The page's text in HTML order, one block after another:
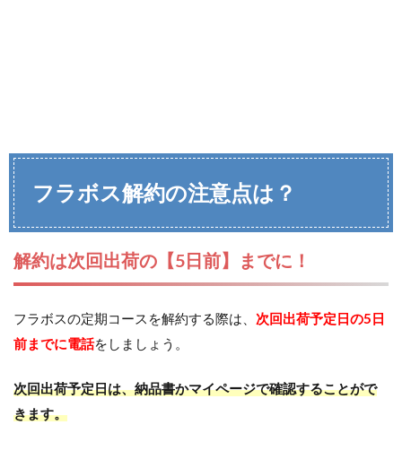
フラボス解約の注意点は？
解約は次回出荷の【5日前】までに！
フラボスの定期コースを解約する際は、 次回出荷予定日の5日
前までに電話をしましょう。
次回出荷予定日は、納品書かマイページで確認することがで
きます。